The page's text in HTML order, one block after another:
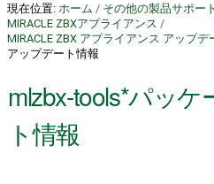
現在位置: ホーム / その他の製品サポー
MIRACLE ZBXアプライアンス /
MIRACLE ZBX アプライアンス アップデ
アップデート情報
mlzbx-tools*パッ
ト情報